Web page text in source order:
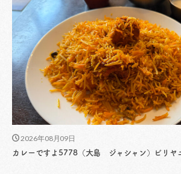
2026年08月09日
カレーですよ5778（大島 ジャシャン）ビリヤ